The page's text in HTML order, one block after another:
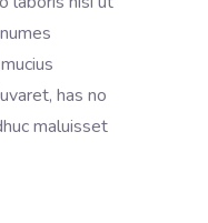
has no
maluisset